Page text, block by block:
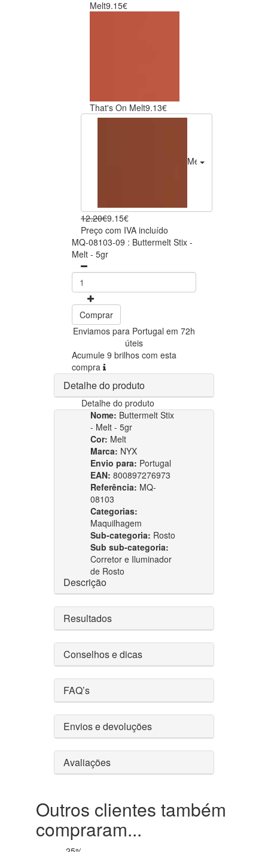
Melt9.15€
That's On Melt9.13€
Melt9.15€
12.20€9.15€
Preço com IVA incluído
MQ-08103-09 : Buttermelt Stix -
Melt - 5gr
Comprar
Enviamos para Portugal em 72h
úteis
Acumule 9 brilhos com esta
compra
Detalhe do produto
Detalhe do produto
Nome: Buttermelt Stix
- Melt - 5gr
Cor: Melt
Marca: NYX
Envio para: Portugal
EAN: 800897276973
Referência: MQ-
08103
Categorias:
Maquilhagem
Sub-categoria: Rosto
Sub sub-categoria:
Corretor e Iluminador
de Rosto
Descrição
Resultados
Conselhos e dicas
FAQ’s
Envios e devoluções
Avaliações
Outros clientes também
compraram...